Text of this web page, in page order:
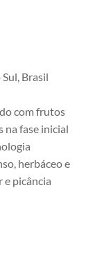
Brasil
com frutos
na fase inicial
herbáceo e
e picância